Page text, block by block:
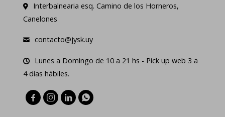
Interbalnearia esq. Camino de los Horneros,
Canelones
contacto@jysk.uy
Lunes a Domingo de 10 a 21 hs - Pick up web 3 a
4 días hábiles.
   